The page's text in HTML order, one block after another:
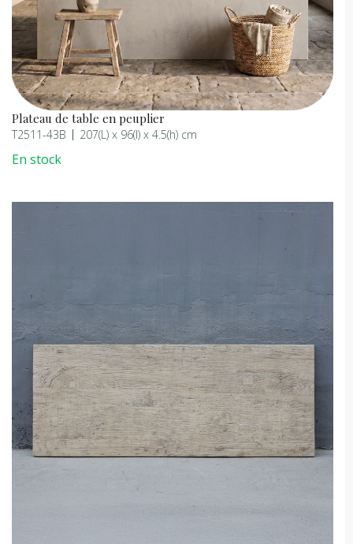
Plateau de table en peuplier
T2511-43B 207(L) x 96(l) x 4.5(h) cm
En stock